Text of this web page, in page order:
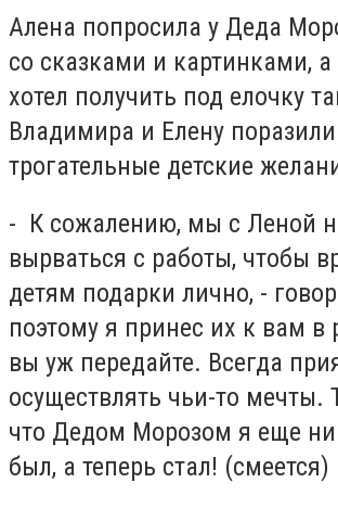
Алена попросила у Деда
со сказками и картинками,
хотел получить под елочку
Владимира и Елену
трогательные детские
- К сожалению, мы с Леной
вырваться с работы, чтобы
детям подарки лично, -
поэтому я принес их к вам в
вы уж передайте. Всегда
осуществлять чьи-то мечты.
что Дедом Морозом я еще
был, а теперь стал! (смеется)